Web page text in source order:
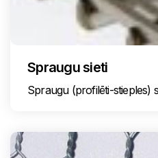
Spraugu sieti
Spraugu (profilēti-stieples)